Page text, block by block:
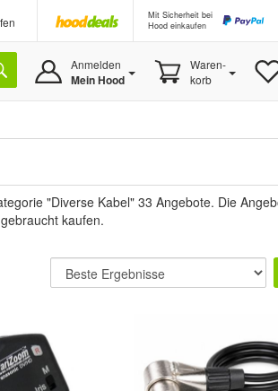
Mit Sicherheit bei
Hood einkaufen
Anmelden
Mein Hood
Waren-
korb
"Diverse Kabel" 33 Angebote. Die
kaufen.